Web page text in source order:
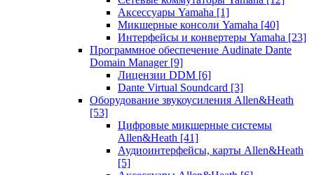
Аксессуары Yamaha [1]
Микшерные консоли Yamaha [40]
Интерфейсы и конвертеры Yamaha [23]
Программное обеспечение Audinate Dante
Domain Manager [9]
Лицензии DDM [6]
Dante Virtual Soundcard [3]
Оборудование звукоусиления Allen&Heath
[53]
Цифровые микшерные системы
Allen&Heath [41]
Аудиоинтерфейсы, карты Allen&Heath
[5]